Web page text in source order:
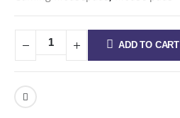
ADD TO CART